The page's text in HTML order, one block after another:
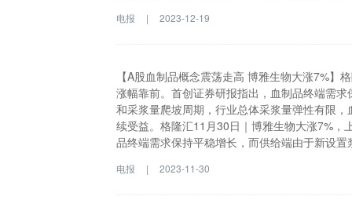
阶段终端需求持续旺盛的背景下，供给正处于
电报 | 2023-12-19
【A股血制品概念震荡走高 博雅生物大涨7%
涨幅靠前。首创证券研报指出，血制品终端需
和采浆量爬坡周期，行业总体采浆量弹性有限
续受益。格隆汇11月30日｜博雅生物大涨7%，
品终端需求保持平稳增长，而供给端由于新设
电报 | 2023-11-30